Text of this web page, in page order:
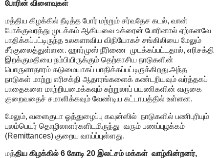
போரின் விளைவுகள்
மத்திய கிழக்கில் நீடித்த போர் மற்றும் சர்வதேச கடல், வான்
போக்குவரத்து முடக்கம் ஆகியவை உக்ரைன் போரினால் ஏற்கனவே
பாதிக்கப்பட்டிருந்த உலகளாவிய விநியோகச் சங்கிலியை மேலும்
சீர்குலைத்துள்ளன. ஹார்முஸ் நீரிணை முடக்கப்பட்டதால், எரிசக்தி
இறக்குமதியை நம்பியிருக்கும் தெற்காசிய நாடுகளின்
பொருளாதாரம் கடுமையாகப் பாதிக்கப்பட்டிருக்கிறது.அந்த
நாடுகள் மாற்று எரிசக்தி ஆதாரங்களைக் கண்டறியவும் வர்த்தகப்
பாதைகளை மாற்றியமைக்கவும் சுற்றுலாப் பயணிகளின் வருகை
குறைவதைச் சமாளிக்கவும் வேண்டிய கட்டாயத்தில் உள்ளன.
மேலும், வளைகுடா ஓத்துழைப்பு கவுன்ஸில் நாடுகளில் பணிபுரியும்
புலம்பெயர் தொழிலாளர்களிடமிருந்து வரும் பணப்புழக்கம்
(Remittances) குறைய வாய்ப்புள்ளது.
மத்திய கிழக்கில் 6 கோடி 20 இலட்சம் மக்கள் வாழ்கின்றனர்,